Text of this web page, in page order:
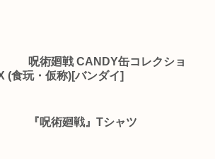
呪術廻戦 CANDY缶コレクショ
(食玩・仮称)[バンダイ]
『呪術廻戦』Tシャツ